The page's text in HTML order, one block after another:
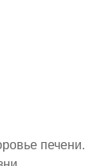
печени.